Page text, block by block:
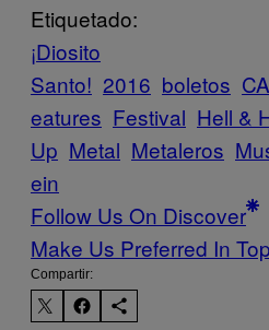
Etiquetado:
¡Diosito
Santo! 2016 boletos
eatures Festival Hell &
Up Metal Metaleros
ein
Follow Us On Discover
Make Us Preferred In
Compartir: